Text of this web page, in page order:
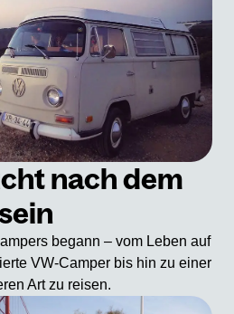
nach dem
begann – vom Leben auf
VW-Camper bis hin zu einer
Art zu reisen.